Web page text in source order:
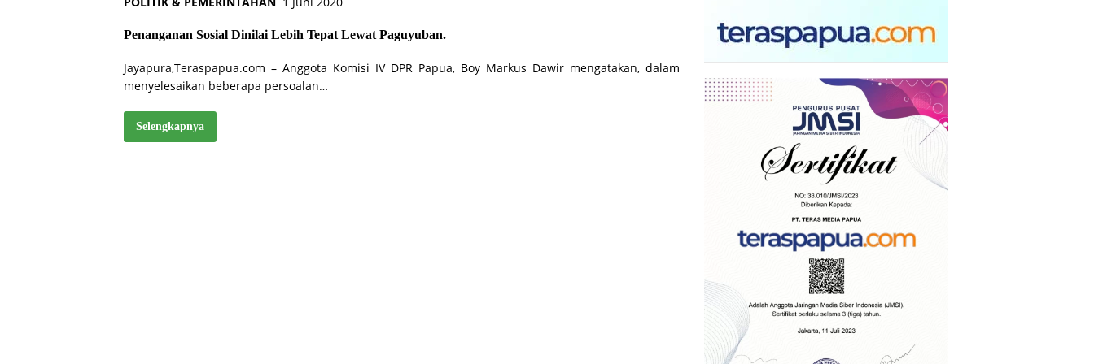
Penanganan Sosial Dinilai Lebih Tepat Lewat Paguyuban.
Jayapura,Teraspapua.com – Anggota Komisi IV DPR Papua, Boy Markus Dawir mengatakan, dalam
menyelesaikan beberapa persoalan…
Selengkapnya